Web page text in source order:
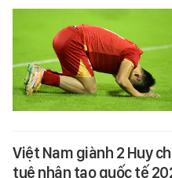
Việt Nam giành 2 Huy
tuệ nhân tạo quốc tế